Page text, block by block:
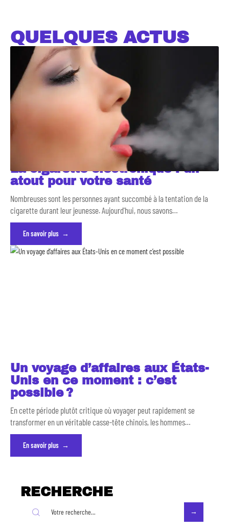
QUELQUES ACTUS
La cigarette électronique : un
atout pour votre santé
Nombreuses sont les personnes ayant succombé à la tentation de la
cigarette durant leur jeunesse. Aujourd'hui, nous savons…
En savoir plus
Un voyage d’affaires aux États-
Unis en ce moment : c’est
possible ?
En cette période plutôt critique où voyager peut rapidement se
transformer en un véritable casse-tête chinois, les hommes…
En savoir plus
RECHERCHE